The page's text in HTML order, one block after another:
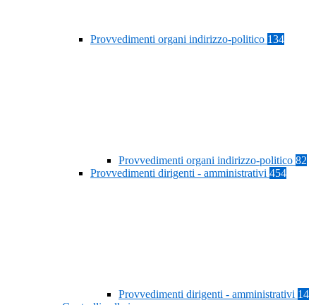
Provvedimenti organi indirizzo-politico 134
Provvedimenti organi indirizzo-politico 82
Provvedimenti dirigenti - amministrativi 454
Provvedimenti dirigenti - amministrativi 14